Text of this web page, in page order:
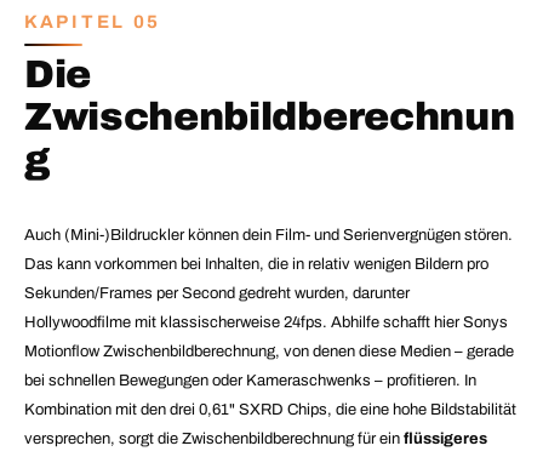
KAPITEL 05
Die
Zwischenbildberechnun
g
Auch (Mini-)Bildruckler können dein Film- und Serienvergnügen stören.
Das kann vorkommen bei Inhalten, die in relativ wenigen Bildern pro
Sekunden/Frames per Second gedreht wurden, darunter
Hollywoodfilme mit klassischerweise 24fps. Abhilfe schafft hier Sonys
Motionflow Zwischenbildberechnung, von denen diese Medien – gerade
bei schnellen Bewegungen oder Kameraschwenks – profitieren. In
Kombination mit den drei 0,61" SXRD Chips, die eine hohe Bildstabilität
versprechen, sorgt die Zwischenbildberechnung für ein flüssigeres